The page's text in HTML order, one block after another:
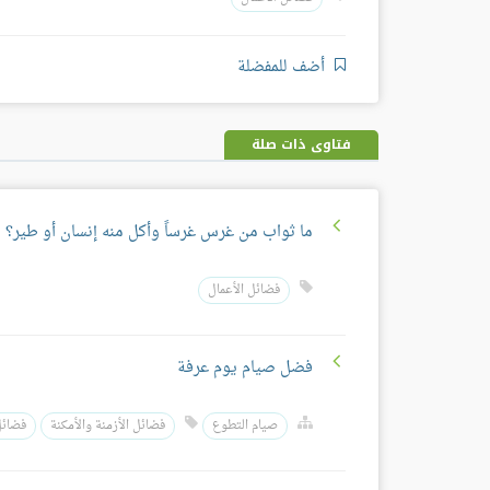
أضف للمفضلة
فتاوى ذات صلة
ما ثواب من غرس غرساً وأكل منه إنسان أو طير؟
فضائل الأعمال
فضل صيام يوم عرفة
صيام التطوع فضائل الأزمنة والأمكنة